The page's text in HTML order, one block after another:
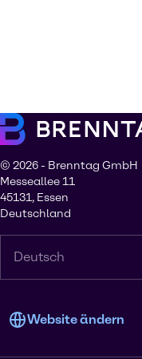
© 2026 - Brenntag GmbH
Messeallee 11
45131, Essen
Deutschland
Deutsch
Website ändern